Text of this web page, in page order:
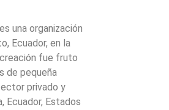
una organización
Ecuador, en la
fue fruto
de pequeña
privado y
Ecuador, Estados